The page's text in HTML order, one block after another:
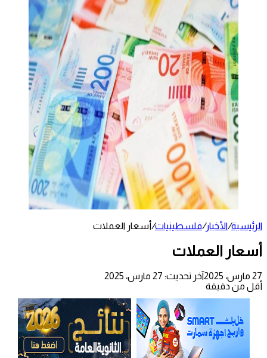
الرئيسية/الأخبار/فلسطينيات/أسعار العملات
أسعار العملات
27 مارس، 2025
آخر تحديث: 27 مارس، 2025
أقل من دقيقة